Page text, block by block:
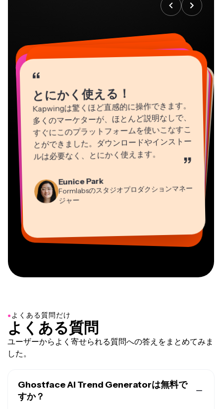
“
とにかく使える！
Kapwingは驚くほど直感的に操作できます。
多くのマーケターが、ほとんど説明なしで、
すぐにこのプラットフォームを使いこなすこ
とができました。ダウンロードやインストー
ルは必要なく、とにかく使えます。 ”
Eunice Park
Formlabsのスタジオプロダクションマネー
ジャー
“
“
Grant Taleck
Panos Papagapiou
EPATHLON社マネージングパートナー
“
Kerry-lee Farla
Gracie Peng
コンテンツ担当ディレクター
“
Martin James
動画エディター
Heidi Rae
教育
“
コンサルタント
Mitch Rawlings
“
Dina Segovia
バーチャルフリーランサー
●よくある質問だけ
よくある質問
ユーザーからよく寄せられる質問への答えをまとめてみま
した。
Ghostface AI Trend Generatorは無料で
すか？